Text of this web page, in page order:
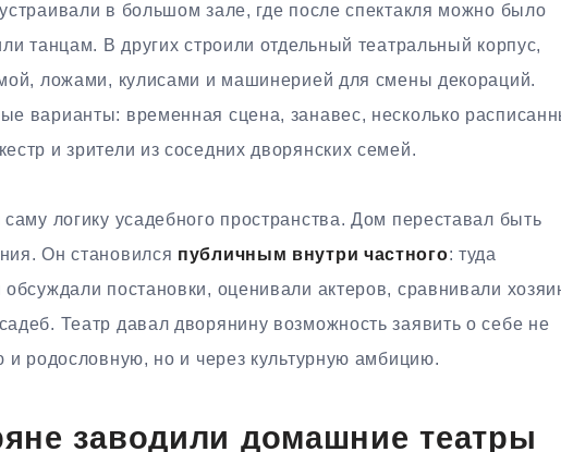
в большом зале, где после спектакля можно было
танцам. В других строили отдельный театральный корпус,
ложами, кулисами и машинерией для смены декораций.
варианты: временная сцена, занавес, несколько
и зрители из соседних дворянских семей.
логику усадебного пространства. Дом переставал быть
Он становился публичным внутри частного: туда
постановки, оценивали актеров, сравнивали
Театр давал дворянину возможность заявить о себе не
и родословную, но и через культурную амбицию.
заводили домашние театры